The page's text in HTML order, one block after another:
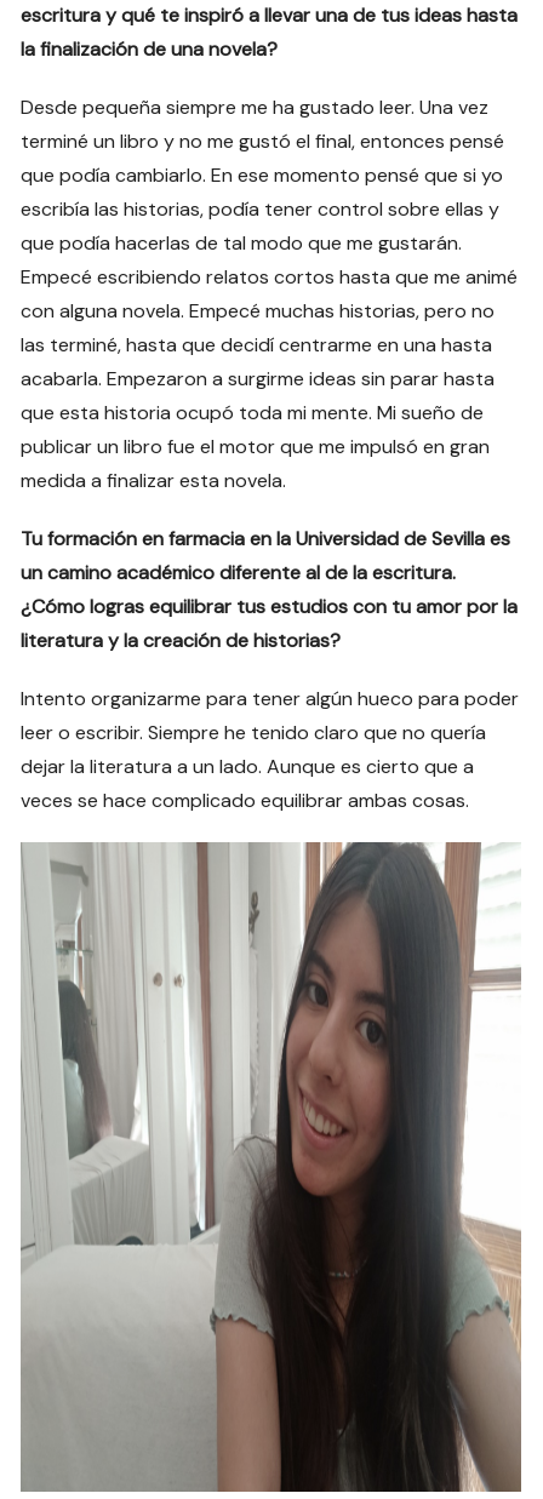
escritura y qué te inspiró a llevar una de tus ideas hasta
la finalización de una novela?
Desde pequeña siempre me ha gustado leer. Una vez
terminé un libro y no me gustó el final, entonces pensé
que podía cambiarlo. En ese momento pensé que si yo
escribía las historias, podía tener control sobre ellas y
que podía hacerlas de tal modo que me gustarán.
Empecé escribiendo relatos cortos hasta que me animé
con alguna novela. Empecé muchas historias, pero no
las terminé, hasta que decidí centrarme en una hasta
acabarla. Empezaron a surgirme ideas sin parar hasta
que esta historia ocupó toda mi mente. Mi sueño de
publicar un libro fue el motor que me impulsó en gran
medida a finalizar esta novela.
Tu formación en farmacia en la Universidad de Sevilla es
un camino académico diferente al de la escritura.
¿Cómo logras equilibrar tus estudios con tu amor por la
literatura y la creación de historias?
Intento organizarme para tener algún hueco para poder
leer o escribir. Siempre he tenido claro que no quería
dejar la literatura a un lado. Aunque es cierto que a
veces se hace complicado equilibrar ambas cosas.